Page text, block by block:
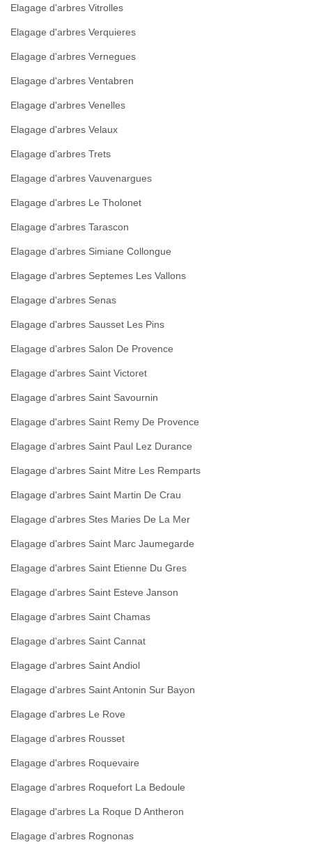
Elagage d'arbres Vitrolles
Elagage d'arbres Verquieres
Elagage d'arbres Vernegues
Elagage d'arbres Ventabren
Elagage d'arbres Venelles
Elagage d'arbres Velaux
Elagage d'arbres Trets
Elagage d'arbres Vauvenargues
Elagage d'arbres Le Tholonet
Elagage d'arbres Tarascon
Elagage d'arbres Simiane Collongue
Elagage d'arbres Septemes Les Vallons
Elagage d'arbres Senas
Elagage d'arbres Sausset Les Pins
Elagage d'arbres Salon De Provence
Elagage d'arbres Saint Victoret
Elagage d'arbres Saint Savournin
Elagage d'arbres Saint Remy De Provence
Elagage d'arbres Saint Paul Lez Durance
Elagage d'arbres Saint Mitre Les Remparts
Elagage d'arbres Saint Martin De Crau
Elagage d'arbres Stes Maries De La Mer
Elagage d'arbres Saint Marc Jaumegarde
Elagage d'arbres Saint Etienne Du Gres
Elagage d'arbres Saint Esteve Janson
Elagage d'arbres Saint Chamas
Elagage d'arbres Saint Cannat
Elagage d'arbres Saint Andiol
Elagage d'arbres Saint Antonin Sur Bayon
Elagage d'arbres Le Rove
Elagage d'arbres Rousset
Elagage d'arbres Roquevaire
Elagage d'arbres Roquefort La Bedoule
Elagage d'arbres La Roque D Antheron
Elagage d'arbres Rognonas